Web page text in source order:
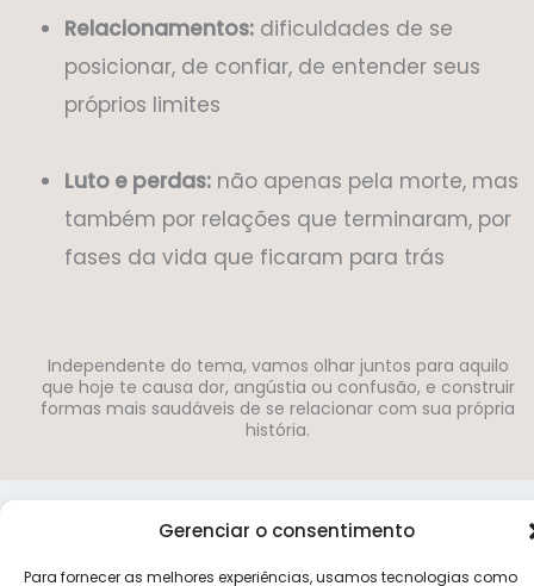
Gerenciar o consentimento
Para fornecer as melhores experiências, usamos tecnologias como
Relacionamentos: dificuldades de se
posicionar, de confiar, de entender seus
próprios limites
Luto e perdas: não apenas pela morte, mas
também por relações que terminaram, por
fases da vida que ficaram para trás
Independente do tema, vamos olhar juntos para aquilo
que hoje te causa dor, angústia ou confusão, e construir
formas mais saudáveis de se relacionar com sua própria
história.